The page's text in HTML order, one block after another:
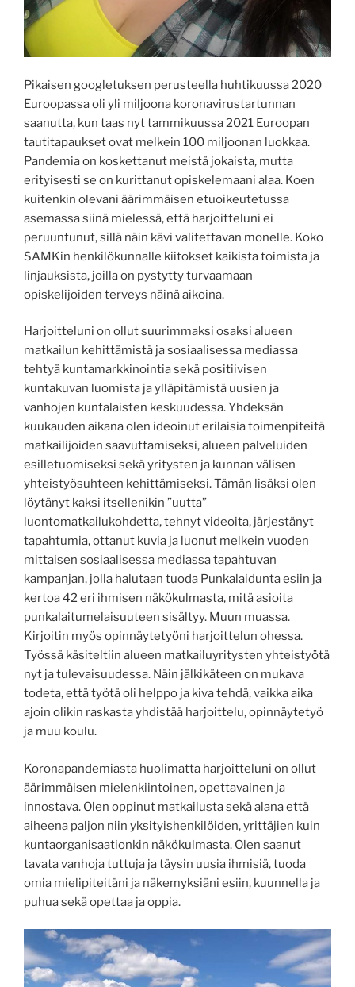
Pikaisen googletuksen perusteella huhtikuussa 2020
Euroopassa oli yli miljoona koronavirustartunnan
saanutta, kun taas nyt tammikuussa 2021 Euroopan
tautitapaukset ovat melkein 100 miljoonan luokkaa.
Pandemia on koskettanut meistä jokaista, mutta
erityisesti se on kurittanut opiskelemaani alaa. Koen
kuitenkin olevani äärimmäisen etuoikeutetussa
asemassa siinä mielessä, että harjoitteluni ei
peruuntunut, sillä näin kävi valitettavan monelle. Koko
SAMKin henkilökunnalle kiitokset kaikista toimista ja
linjauksista, joilla on pystytty turvaamaan
opiskelijoiden terveys näinä aikoina.
Harjoitteluni on ollut suurimmaksi osaksi alueen
matkailun kehittämistä ja sosiaalisessa mediassa
tehtyä kuntamarkkinointia sekä positiivisen
kuntakuvan luomista ja ylläpitämistä uusien ja
vanhojen kuntalaisten keskuudessa. Yhdeksän
kuukauden aikana olen ideoinut erilaisia toimenpiteitä
matkailijoiden saavuttamiseksi, alueen palveluiden
esilletuomiseksi sekä yritysten ja kunnan välisen
yhteistyösuhteen kehittämiseksi. Tämän lisäksi olen
löytänyt kaksi itsellenikin ”uutta”
luontomatkailukohdetta, tehnyt videoita, järjestänyt
tapahtumia, ottanut kuvia ja luonut melkein vuoden
mittaisen sosiaalisessa mediassa tapahtuvan
kampanjan, jolla halutaan tuoda Punkalaidunta esiin ja
kertoa 42 eri ihmisen näkökulmasta, mitä asioita
punkalaitumelaisuuteen sisältyy. Muun muassa.
Kirjoitin myös opinnäytetyöni harjoittelun ohessa.
Työssä käsiteltiin alueen matkailuyritysten yhteistyötä
nyt ja tulevaisuudessa. Näin jälkikäteen on mukava
todeta, että työtä oli helppo ja kiva tehdä, vaikka aika
ajoin olikin raskasta yhdistää harjoittelu, opinnäytetyö
ja muu koulu.
Koronapandemiasta huolimatta harjoitteluni on ollut
äärimmäisen mielenkiintoinen, opettavainen ja
innostava. Olen oppinut matkailusta sekä alana että
aiheena paljon niin yksityishenkilöiden, yrittäjien kuin
kuntaorganisaationkin näkökulmasta. Olen saanut
tavata vanhoja tuttuja ja täysin uusia ihmisiä, tuoda
omia mielipiteitäni ja näkemyksiäni esiin, kuunnella ja
puhua sekä opettaa ja oppia.